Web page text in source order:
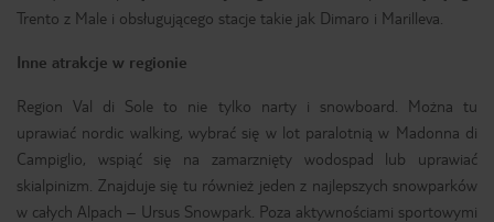
Trento z Male i obsługującego stacje takie jak Dimaro i Marilleva.
Inne atrakcje w regionie
Region Val di Sole to nie tylko narty i snowboard. Można tu
uprawiać nordic walking, wybrać się w lot paralotnią w Madonna di
Campiglio, wspiąć się na zamarznięty wodospad lub uprawiać
skialpinizm. Znajduje się tu również jeden z najlepszych snowparków
w całych Alpach – Ursus Snowpark. Poza aktywnościami sportowymi